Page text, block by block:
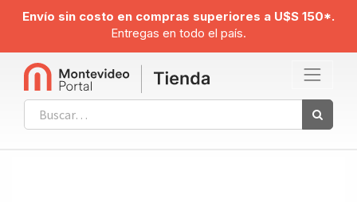
Envío sin costo en compras superiores a U$S 150*.
Entregas en todo el país.